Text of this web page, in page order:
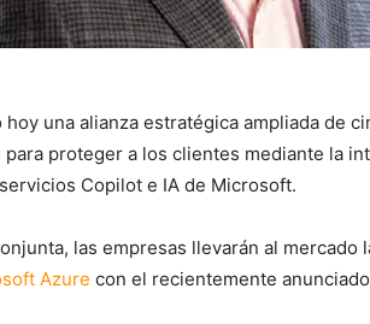
hoy una alianza estratégica ampliada de
proteger a los clientes mediante la
Copilot e IA de Microsoft.
las empresas llevarán al mercado
Azure con el recientemente anunciado